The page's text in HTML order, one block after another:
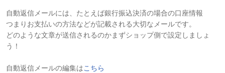
自動返信メールには、たとえば銀行振込決済の場合の口座情報
つまりお支払いの方法などが記載される大切なメールです。
どのような文章が送信されるのかまずショップ側で設定しましょ
う！
自動返信メールの編集はこちら